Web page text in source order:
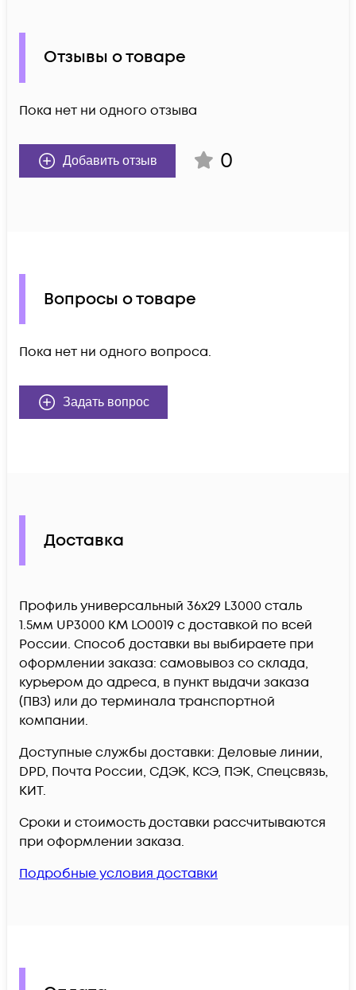
Отзывы о товаре
Пока нет ни одного отзыва
Добавить отзыв 0
Вопросы о товаре
Пока нет ни одного вопроса.
Задать вопрос
Доставка
Профиль универсальный 36х29 L3000 сталь
1.5мм UP3000 КМ LO0019 c доставкой по всей
России. Способ доставки вы выбираете при
оформлении заказа: самовывоз со склада,
курьером до адреса, в пункт выдачи заказа
(ПВЗ) или до терминала транспортной
компании.
Доступные службы доставки: Деловые линии,
DPD, Почта России, СДЭК, КСЭ, ПЭК, Спецсвязь,
КИТ.
Сроки и стоимость доставки рассчитываются
при оформлении заказа.
Подробные условия доставки